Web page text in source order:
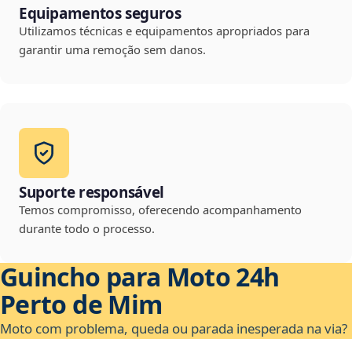
Equipamentos seguros
Utilizamos técnicas e equipamentos apropriados para
garantir uma remoção sem danos.
Suporte responsável
Temos compromisso, oferecendo acompanhamento
durante todo o processo.
Guincho para Moto 24h
Perto de Mim
Moto com problema, queda ou parada inesperada na via?